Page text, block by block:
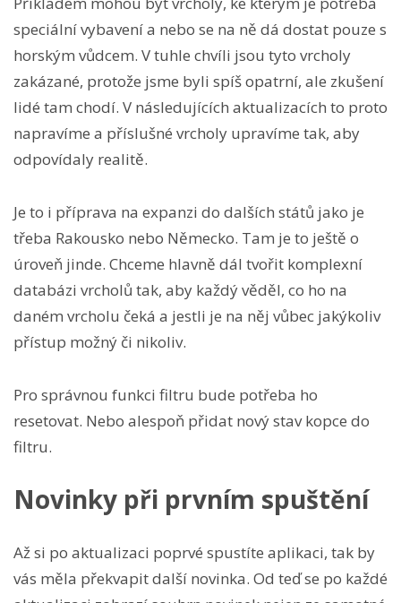
speciální vybavení a nebo se na ně dá dostat pouze s
horským vůdcem. V tuhle chvíli jsou tyto vrcholy
zakázané, protože jsme byli spíš opatrní, ale zkušení
lidé tam chodí. V následujících aktualizacích to proto
napravíme a příslušné vrcholy upravíme tak, aby
odpovídaly realitě.
Je to i příprava na expanzi do dalších států jako je
třeba Rakousko nebo Německo. Tam je to ještě o
úroveň jinde. Chceme hlavně dál tvořit komplexní
databázi vrcholů tak, aby každý věděl, co ho na
daném vrcholu čeká a jestli je na něj vůbec jakýkoliv
přístup možný či nikoliv.
Pro správnou funkci filtru bude potřeba ho
resetovat. Nebo alespoň přidat nový stav kopce do
filtru.
Novinky při prvním spuštění
Až si po aktualizaci poprvé spustíte aplikaci, tak by
vás měla překvapit další novinka. Od teď se po každé